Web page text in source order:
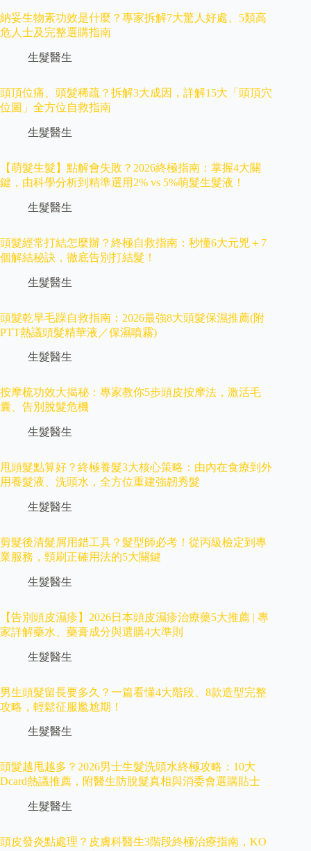
納妥生物素功效是什麼？專家拆解7大驚人好處、5類高
危人士及完整選購指南
生髮醫生
頭頂位痛、頭髮稀疏？拆解3大成因，詳解15大「頭頂穴
位圖」全方位自救指南
生髮醫生
【萌髮生髮】點解會失敗？2026終極指南：掌握4大關
鍵，由科學分析到精準選用2% vs 5%萌髮生髮液！
生髮醫生
頭髮經常打結怎麼辦？終極自救指南：秒懂6大元兇＋7
個解結秘訣，徹底告別打結髮！
生髮醫生
頭髮乾旱毛躁自救指南：2026最強8大頭髮保濕推薦(附
PTT熱議頭髮精華液／保濕噴霧)
生髮醫生
按摩梳功效大揭秘：專家教你5步頭皮按摩法，激活毛
囊、告別脫髮危機
生髮醫生
甩頭髮點算好？終極養髮3大核心策略：由內在食療到外
用養髮液、洗頭水，全方位重建強韌秀髮
生髮醫生
剪髮後清髮屑用錯工具？髮型師必考！從丙級檢定到專
業服務，頸刷正確用法的5大關鍵
生髮醫生
【告別頭皮濕疹】2026日本頭皮濕疹治療藥5大推薦 | 專
家詳解藥水、藥膏成分與選購4大準則
生髮醫生
男生頭髮留長要多久？一篇看懂4大階段、8款造型完整
攻略，輕鬆征服尷尬期！
生髮醫生
頭髮越甩越多？2026男士生髮洗頭水終極攻略：10大
Dcard熱議推薦，附醫生防脫髮真相與消委會選購貼士
生髮醫生
頭皮發炎點處理？皮膚科醫生3階段終極治療指南，KO